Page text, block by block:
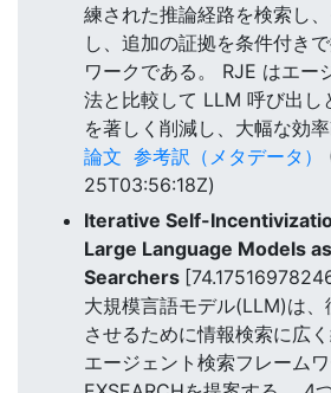
練された推論経路を検索し
し、追加の証拠を条件付き
ワークである。 RJE はエー
法と比較して LLM 呼び出し
を著しく削減し、大幅な効率
論文 参考訳（メタデータ）
25T03:56:18Z)
Iterative Self-
Large Language Models
Searchers
大規模言語モデル(LLM)は
させるために情報検索に広く
エージェント検索フレーム